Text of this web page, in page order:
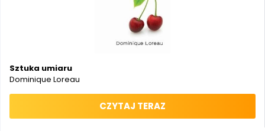
Sztuka umiaru
Dominique Loreau
CZYTAJ TERAZ